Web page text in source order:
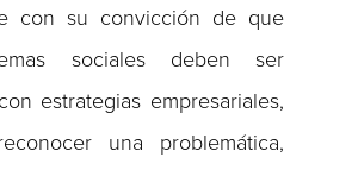
con su convicción de que
sociales deben ser
estrategias empresariales,
una problemática,